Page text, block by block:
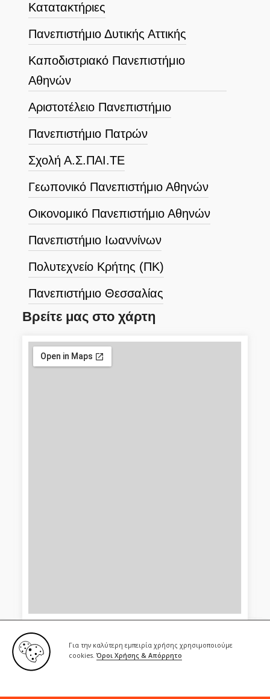
Για την καλύτερη εμπειρία χρήσης χρησιμοποιούμε
cookies.Όροι Χρήσης & Απόρρητο
Κατατακτήριες
Πανεπιστήμιο Δυτικής Αττικής
Καποδιστριακό Πανεπιστήμιο
Αθηνών
Αριστοτέλειο Πανεπιστήμιο
Πανεπιστήμιο Πατρών
Σχολή Α.Σ.ΠΑΙ.ΤΕ
Γεωπονικό Πανεπιστήμιο Αθηνών
Οικονομικό Πανεπιστήμιο Αθηνών
Πανεπιστήμιο Ιωαννίνων
Πολυτεχνείο Κρήτης (ΠΚ)
Πανεπιστήμιο Θεσσαλίας
Βρείτε μας στο χάρτη
Copyright © 2020